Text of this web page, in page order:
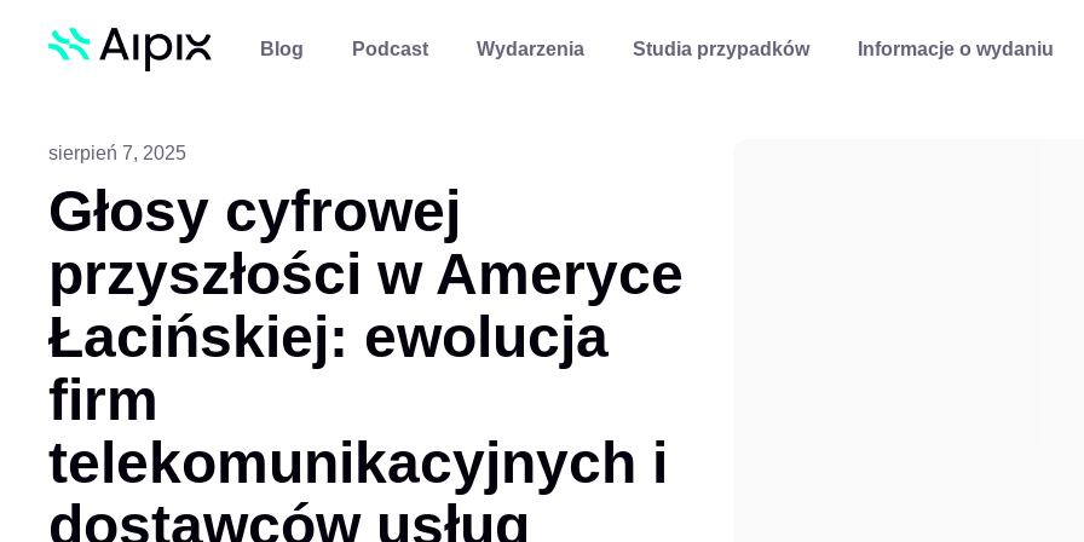
Blog Podcast Wydarzenia Studia przypadków Informacje o wydaniu
sierpień 7, 2025
Głosy cyfrowej
przyszłości w Ameryce
Łacińskiej: ewolucja
firm
telekomunikacyjnych i
dostawców usług